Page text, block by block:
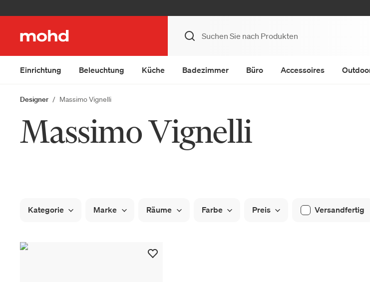
Einrichtung Beleuchtung Küche Badezimmer Büro Accessoires
Designer Massimo Vignelli
Massimo Vignelli
Kategorie Marke Räume Farbe Preis Versandfertig